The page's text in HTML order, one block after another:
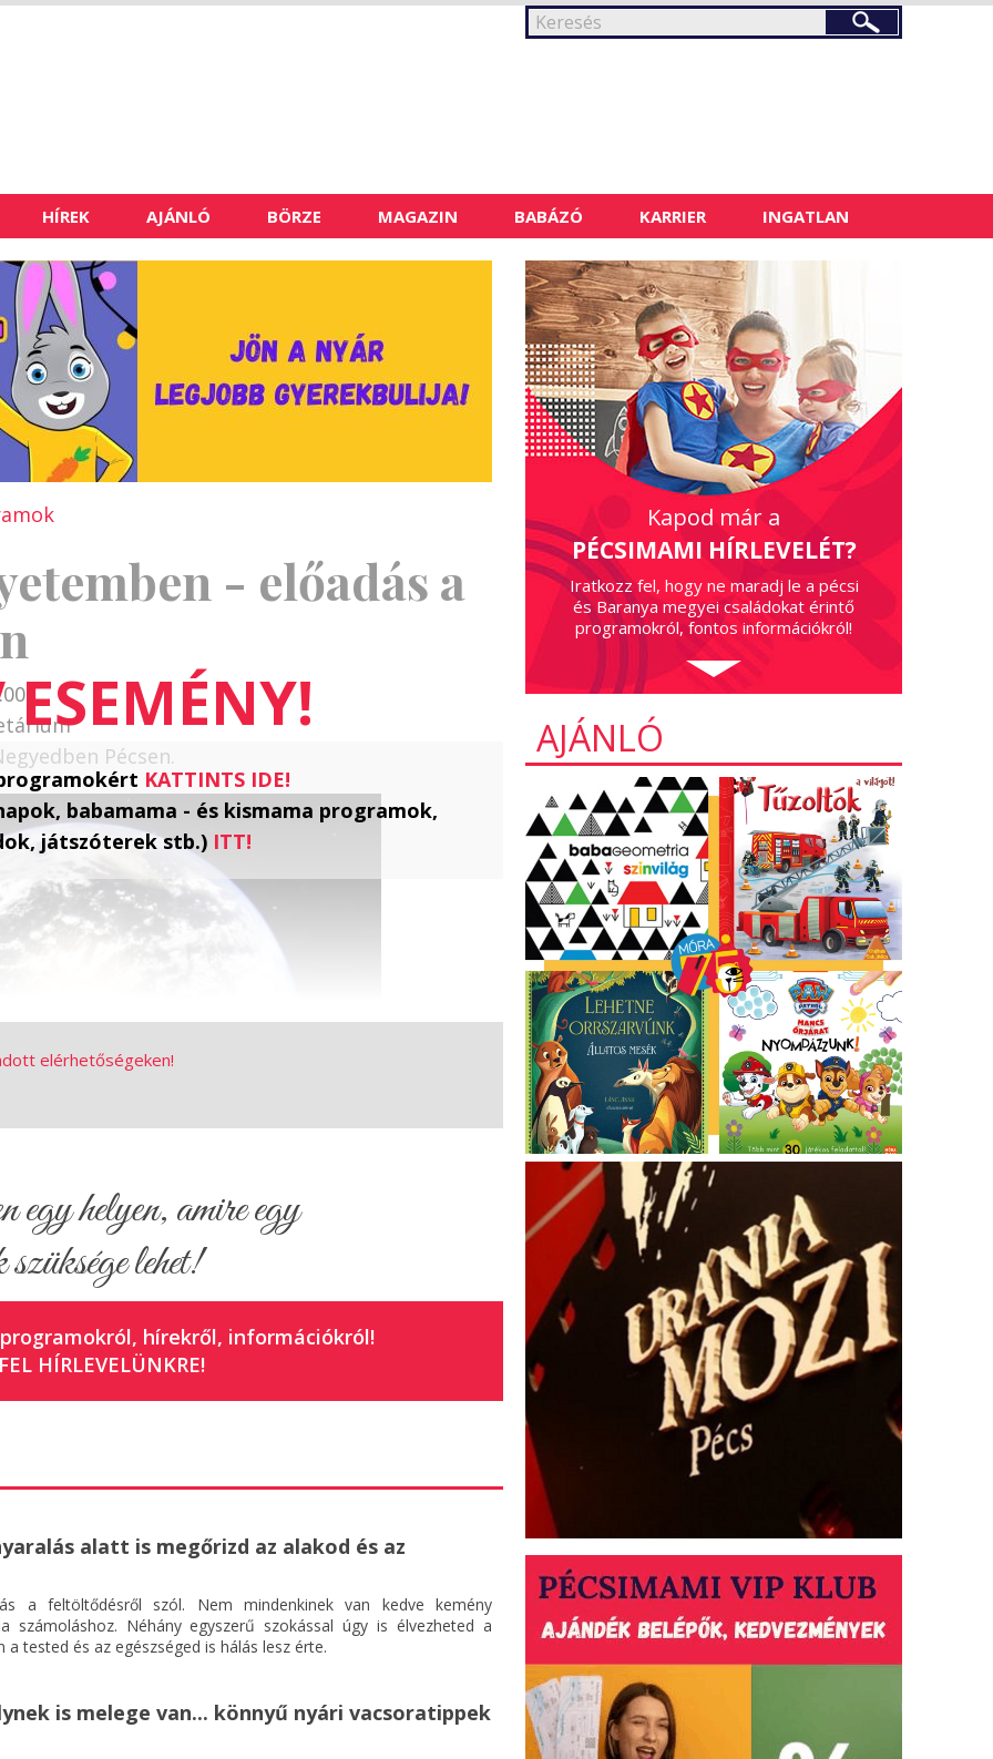
HÍREK AJÁNLÓ BÖRZE MAGAZIN BABÁZÓ KARRIER INGATLAN
- előadás a
Pécsen.
KATTINTS IDE!
babamama - és kismama programok,
játszóterek stb.) ITT!
a Naprendszer égitestei, a Tejútrendszer és
egyéb objektumai. Ez a képzeletbeli tér-idő
a csillagászat mai, a végtelen Univerzumról
javasolható, időtartama 50 perc.
Kft.
elérhetőségeken!
helyen, amire egy
lehet!
hírekről, információkról!
HÍRLEVELÜNKRE!
alatt is megőrizd az alakod és az
a feltöltődésről szól. Nem mindenkinek van kedve kemény
számoláshoz. Néhány egyszerű szokással úgy is élvezheted a
a tested és az egészséged is hálás lesz érte.
is melege van... könnyű nyári vacsoratippek
Kapod már a
PÉCSIMAMI HÍRLEVELÉT?
Iratkozz fel, hogy ne maradj le a pécsi
és Baranya megyei családokat érintő
programokról, fontos információkról!
AJÁNLÓ